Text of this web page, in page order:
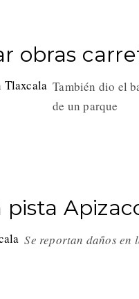
obras
También dio el
de un parque
Se reportan daños